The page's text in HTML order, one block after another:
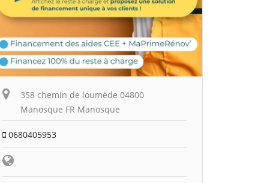
358 chemin de loumède 04800
Manosque FR Manosque
0680405953